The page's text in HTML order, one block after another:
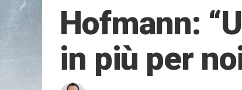
Hofmann:
in più per